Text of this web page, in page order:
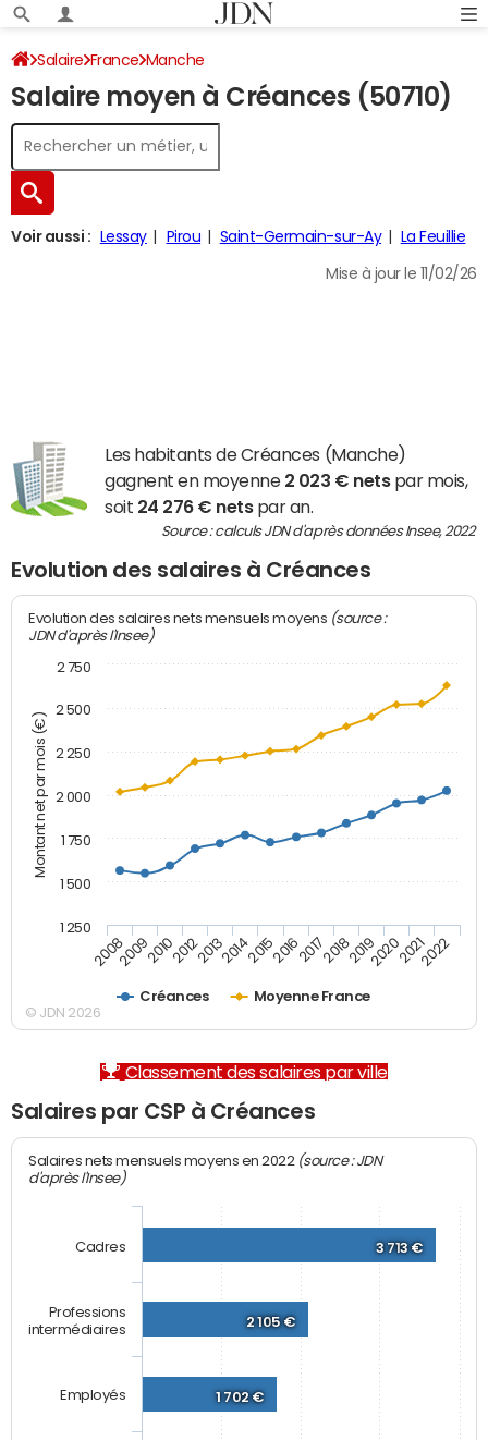
Salaire France Manche
Salaire moyen à Créances (50710)
Voir aussi : Lessay Pirou Saint-Germain-sur-Ay La Feuillie
Mise à jour le 11/02/26
Les habitants de Créances (Manche)
gagnent en moyenne 2 023 € netspar mois,
soit 24 276 € netspar an.
Source : calculs JDN d'après données Insee, 2022
Evolution des salaires à Créances
Montant net par mois (€)
Evolution des salaires nets mensuels moyens (source :
JDN d'après l'Insee)
Créances Moyenne France
20082009201020122013201420152016201720182019202020212022
1 250
1 500
1 750
2 000
2 250
2 500
2 750
© JDN 2026
Classement des salaires par ville
Salaires par CSP à Créances
Salaires nets mensuels moyens en 2022 (source : JDN
d'après l'Insee)
3 713 €
2 105 €
1 702 €
Cadres
Professions
intermédiaires
Employés